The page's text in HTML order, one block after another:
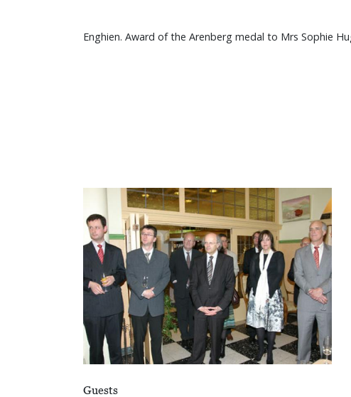
Enghien. Award of the Arenberg medal to Mrs Sophie
Guests